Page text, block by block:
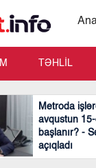
TƏHLİL
Metroda
avqustun
başlanır? -
açıqladı